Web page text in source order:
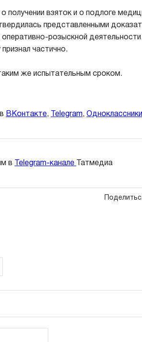
взяток и о подлоге
представленными
оперативно-розыскной
частично.
же испытательным сроком.
ВКонтакте, Telegram, Одноклассники
в Telegram-канале Татмедиа